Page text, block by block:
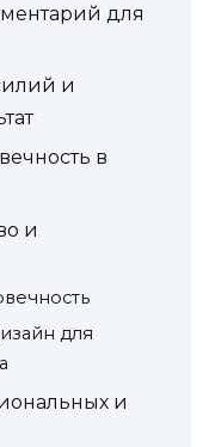
для
и
в
и
для
и